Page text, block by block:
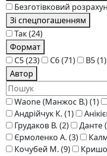
Безготівковий
Зі спецпогашенням
Так(24)
Формат
C5(23) C6(71) В5(1)
Автор
Waone (Манжос В.)(1)
Андрійчук К. (1)
Грудаков В. (2) Данте
Єрмоленко А. (3)
Кочубей М. (9)